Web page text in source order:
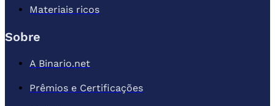
Materiais ricos
Sobre
A Binario.net
Prêmios e Certificações